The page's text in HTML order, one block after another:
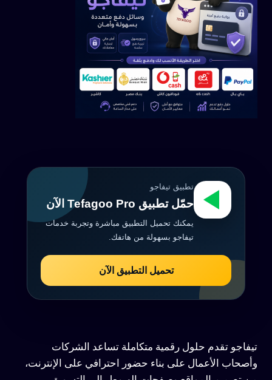
تطبيق تيفاجو
حمّل تطبيق Tefagoo Pro الآن
يمكنك تحميل التطبيق مباشرة وتجربة خدمات
تيفاجو بسهولة من هاتفك.
تحميل التطبيق الآن
تيفاجو تقدم حلول رقمية متكاملة تساعد الشركات
وأصحاب الأعمال على بناء حضور احترافي على الإنترنت،